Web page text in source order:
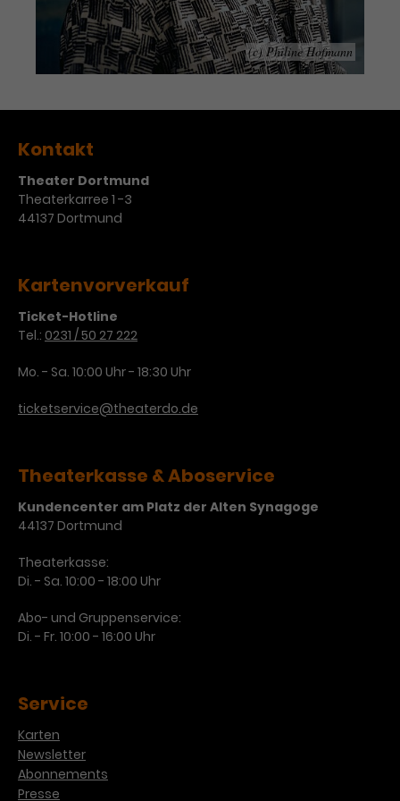
verschiedene Websites hinweg.
(c) Philine Hofmann
Kontakt
Theater Dortmund
Theaterkarree 1 -3
44137 Dortmund
Kartenvorverkauf
Ticket-Hotline
Tel.: 0231 / 50 27 222
Mo. - Sa. 10:00 Uhr - 18:30 Uhr
ticketservice@theaterdo.de
Theaterkasse & Aboservice
Kundencenter am Platz der Alten Synagoge
44137 Dortmund
Theaterkasse:
Di. - Sa. 10:00 - 18:00 Uhr
Abo- und Gruppenservice:
Di. - Fr. 10:00 - 16:00 Uhr
Service
Karten
Newsletter
Abonnements
Presse